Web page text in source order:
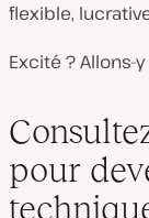
flexible,
Excité ? Allons-y
pour